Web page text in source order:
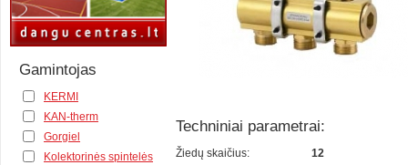
Gamintojas
KERMI
KAN-therm
Gorgiel
Kolektorinės spintelės
Techniniai parametrai:
Žiedų skaičius:
12